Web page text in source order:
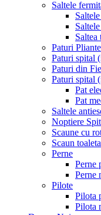
Saltele
Saltea
Paturi Pliante
Paturi spital
Paturi din
Paturi spital
Pat
Pat
Saltele
Noptiere
Scaune cu
Scaun
Perne
Perne
Perne
Pilote
Pilota
Pilota